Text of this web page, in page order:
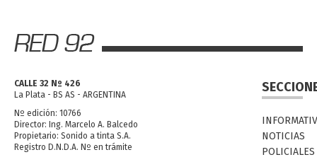
CALLE 32 Nº 426
La Plata - BS AS - ARGENTINA
Nº edición: 10766
Director: Ing. Marcelo A. Balcedo
Propietario: Sonido a tinta S.A.
Registro D.N.D.A. Nº en trámite
NOTICIAS
POLICIALES